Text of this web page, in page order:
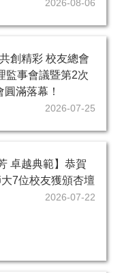
2026-08-06
創精彩 校友總會
監事會議暨第2次
滿落幕！
2026-07-25
卓越典範】恭賀
7位校友獲頒杏壇
2026-07-22